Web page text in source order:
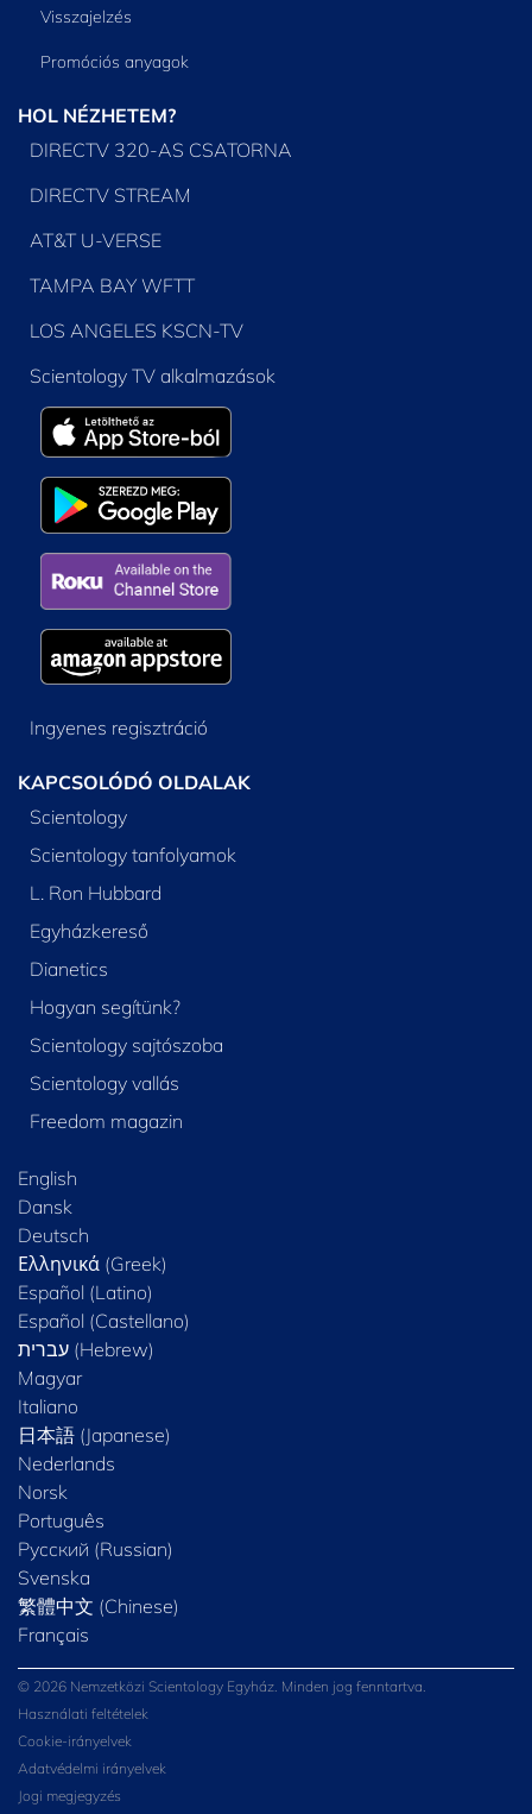
Visszajelzés
Promóciós anyagok
HOL NÉZHETEM?
DIRECTV 320-AS CSATORNA
DIRECTV STREAM
AT&T U-VERSE
TAMPA BAY WFTT
LOS ANGELES KSCN-TV
Scientology TV alkalmazások
Ingyenes regisztráció
KAPCSOLÓDÓ OLDALAK
Scientology
Scientology tanfolyamok
L. Ron Hubbard
Egyházkereső
Dianetics
Hogyan segítünk?
Scientology sajtószoba
Scientology vallás
Freedom magazin
English
Dansk
Deutsch
Ελληνικά (Greek)
Español (Latino)
Español (Castellano)
Magyar
Italiano
日本語 (Japanese)
Nederlands
Norsk
Português
Русский (Russian)
Svenska
繁體中文 (Chinese)
Français
© 2026 Nemzetközi Scientology Egyház. Minden jog fenntartva.
Használati feltételek
Cookie-irányelvek
Adatvédelmi irányelvek
Jogi megjegyzés